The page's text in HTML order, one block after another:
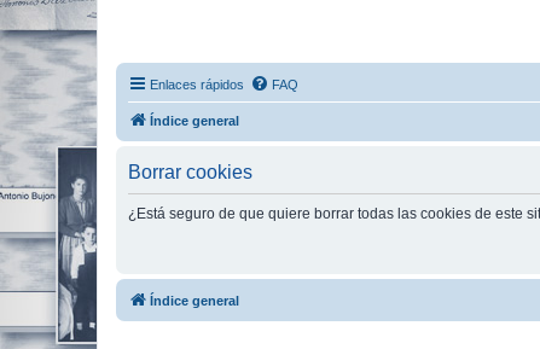
Enlaces rápidos FAQ
Índice general
Borrar cookies
¿Está seguro de que quiere borrar todas las cookies de este
Índice general